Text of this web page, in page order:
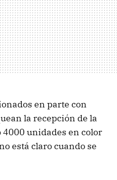
en parte con
la recepción de la
4000 unidades en color
está claro cuando se